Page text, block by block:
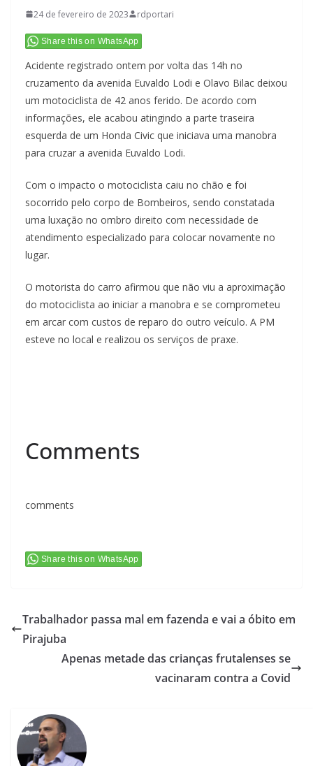
24 de fevereiro de 2023 rdportari
Share this on WhatsApp
Acidente registrado ontem por volta das 14h no
cruzamento da avenida Euvaldo Lodi e Olavo Bilac deixou
um motociclista de 42 anos ferido. De acordo com
informações, ele acabou atingindo a parte traseira
esquerda de um Honda Civic que iniciava uma manobra
para cruzar a avenida Euvaldo Lodi.
Com o impacto o motociclista caiu no chão e foi
socorrido pelo corpo de Bombeiros, sendo constatada
uma luxação no ombro direito com necessidade de
atendimento especializado para colocar novamente no
lugar.
O motorista do carro afirmou que não viu a aproximação
do motociclista ao iniciar a manobra e se comprometeu
em arcar com custos de reparo do outro veículo. A PM
esteve no local e realizou os serviços de praxe.
Comments
comments
Share this on WhatsApp
Trabalhador passa mal em fazenda e vai a óbito em
Pirajuba
Apenas metade das crianças frutalenses se
vacinaram contra a Covid